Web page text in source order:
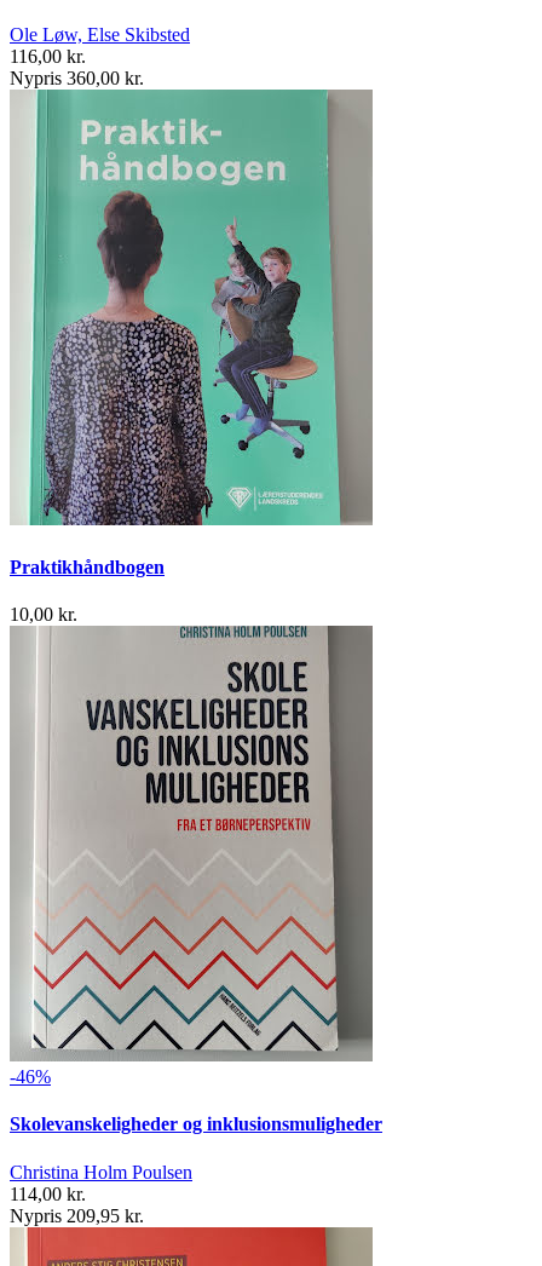
Ole Løw, Else Skibsted
116,00 kr.
Nypris 360,00 kr.
Praktikhåndbogen
10,00 kr.
-46%
Skolevanskeligheder og inklusionsmuligheder
Christina Holm Poulsen
114,00 kr.
Nypris 209,95 kr.